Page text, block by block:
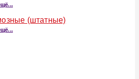
(штатные)